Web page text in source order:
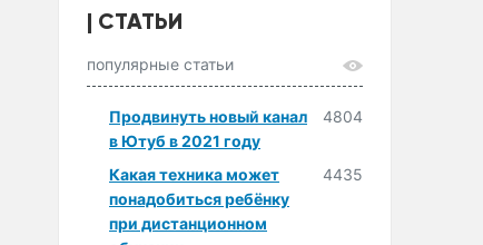
СТАТЬИ
популярные статьи
Продвинуть новый канал
в Ютуб в 2021 году
4804
Какая техника может
понадобиться ребёнку
при дистанционном
4435